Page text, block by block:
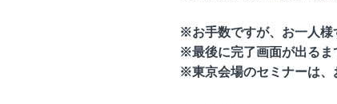
※お手数ですが、お一人様
※最後に完了画面が出るま
※東京会場のセミナーは、